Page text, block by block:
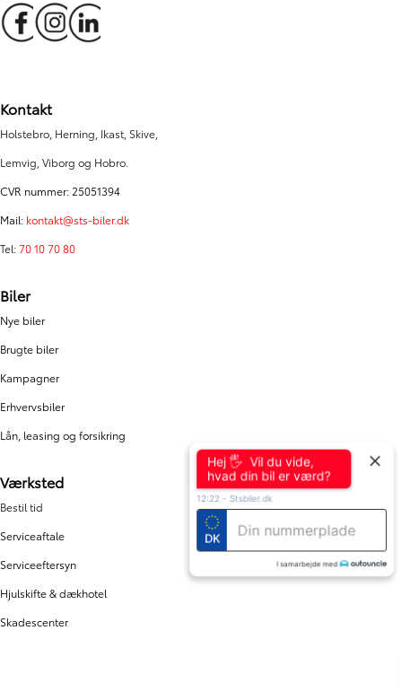
Kontakt
Holstebro, Herning, Ikast, Skive,
Lemvig, Viborg og Hobro.
CVR nummer: 25051394
Mail: kontakt@sts-biler.dk
Tel:70 10 70 80
Biler
Nye biler
Brugte biler
Kampagner
Erhvervsbiler
Lån, leasing og forsikring
Værksted
Bestil tid
Serviceaftale
Serviceeftersyn
Hjulskifte & dækhotel
Skadescenter
Hej 🖐 Vil du vide,
hvad din bil er værd?
12:22 - Stsbiler.dk
DK
I samarbejde med